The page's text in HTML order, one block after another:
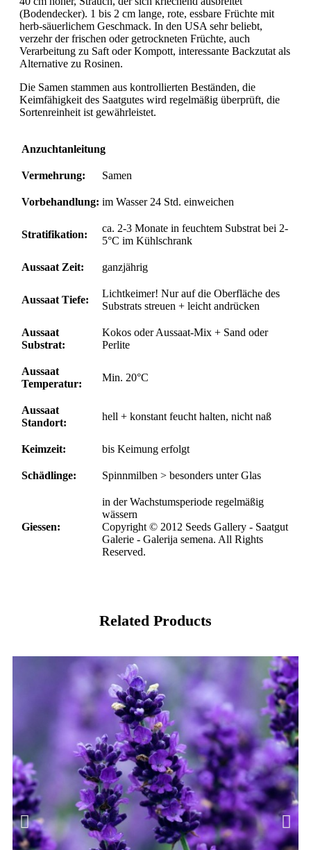
(Bodendecker). 1 bis 2 cm lange, rote, essbare Früchte mit
herb-säuerlichem Geschmack. In den USA sehr beliebt,
verzehr der frischen oder getrockneten Früchte, auch
Verarbeitung zu Saft oder Kompott, interessante Backzutat als
Alternative zu Rosinen.
Die Samen stammen aus kontrollierten Beständen, die
Keimfähigkeit des Saatgutes wird regelmäßig überprüft, die
Sortenreinheit ist gewährleistet.
Anzuchtanleitung
Vermehrung: Samen
Vorbehandlung: im Wasser 24 Std. einweichen
Stratifikation:
ca. 2-3 Monate in feuchtem Substrat bei 2-
5°C im Kühlschrank
Aussaat Zeit: ganzjährig
Aussaat Tiefe:
Lichtkeimer! Nur auf die Oberfläche des
Substrats streuen + leicht andrücken
Aussaat
Substrat:
Kokos oder Aussaat-Mix + Sand oder
Perlite
Aussaat
Temperatur:
Min. 20°C
Aussaat
Standort:
hell + konstant feucht halten, nicht naß
Keimzeit: bis Keimung erfolgt
Schädlinge: Spinnmilben > besonders unter Glas
Giessen:
in der Wachstumsperiode regelmäßig
wässern
Copyright © 2012 Seeds Gallery - Saatgut
Galerie - Galerija semena. All Rights
Reserved.
Related Products